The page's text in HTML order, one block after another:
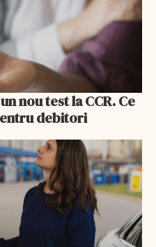
nou test la CCR. Ce
debitori